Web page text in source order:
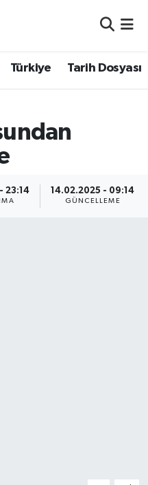
Türkiye Tarih Dosyası
23:14 14.02.2025 - 09:14
GÜNCELLEME
ve Fikstür